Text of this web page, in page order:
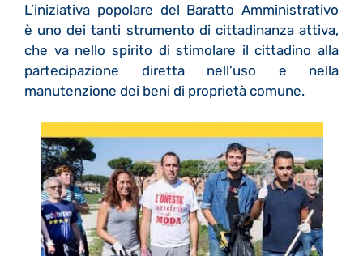
L’iniziativa popolare del Baratto Amministrativo
è uno dei tanti strumento di cittadinanza attiva,
che va nello spirito di stimolare il cittadino alla
partecipazione diretta nell’uso e nella
manutenzione dei beni di proprietà comune.